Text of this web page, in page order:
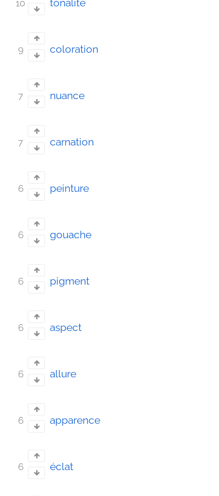
10 tonalité
9 coloration
7 nuance
7 carnation
6 peinture
6 gouache
6 pigment
6 aspect
6 allure
6 apparence
6 éclat